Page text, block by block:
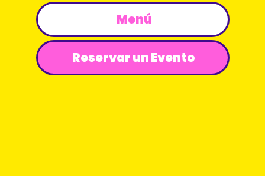
Menú
Reservar un Evento